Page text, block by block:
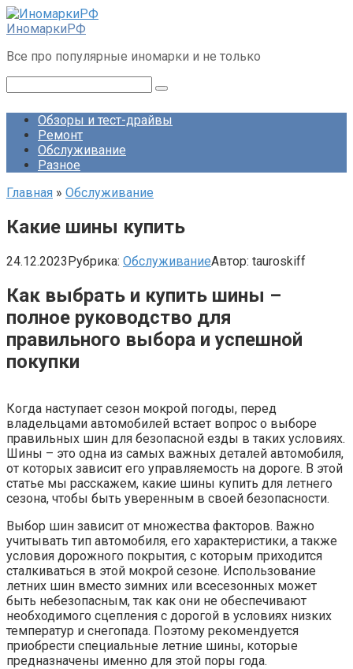
Перейти
к
ИномаркиРФ
Все про популярные иномарки и не только
Обзоры и тест-драйвы
Ремонт
Обслуживание
Разное
Главная » Обслуживание
Какие шины купить
24.12.2023Рубрика: ОбслуживаниеАвтор: tauroskiff
Как выбрать и купить шины –
полное руководство для
правильного выбора и успешной
покупки
Когда наступает сезон мокрой погоды, перед
владельцами автомобилей встает вопрос о выборе
правильных шин для безопасной езды в таких условиях.
Шины – это одна из самых важных деталей автомобиля,
от которых зависит его управляемость на дороге. В этой
статье мы расскажем, какие шины купить для летнего
сезона, чтобы быть уверенным в своей безопасности.
Выбор шин зависит от множества факторов. Важно
учитывать тип автомобиля, его характеристики, а также
условия дорожного покрытия, с которым приходится
сталкиваться в этой мокрой сезоне. Использование
летних шин вместо зимних или всесезонных может
быть небезопасным, так как они не обеспечивают
необходимого сцепления с дорогой в условиях низких
температур и снегопада. Поэтому рекомендуется
приобрести специальные летние шины, которые
предназначены именно для этой поры года.